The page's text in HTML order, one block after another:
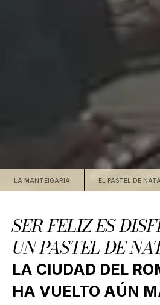
LA MANTEIGARIA EL PASTEL DE NATA
SER FELIZ ES
UN PASTEL DE
LA CIUDAD DEL
HA VUELTO AÚN